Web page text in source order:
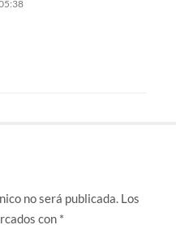
no será publicada. Los
con *